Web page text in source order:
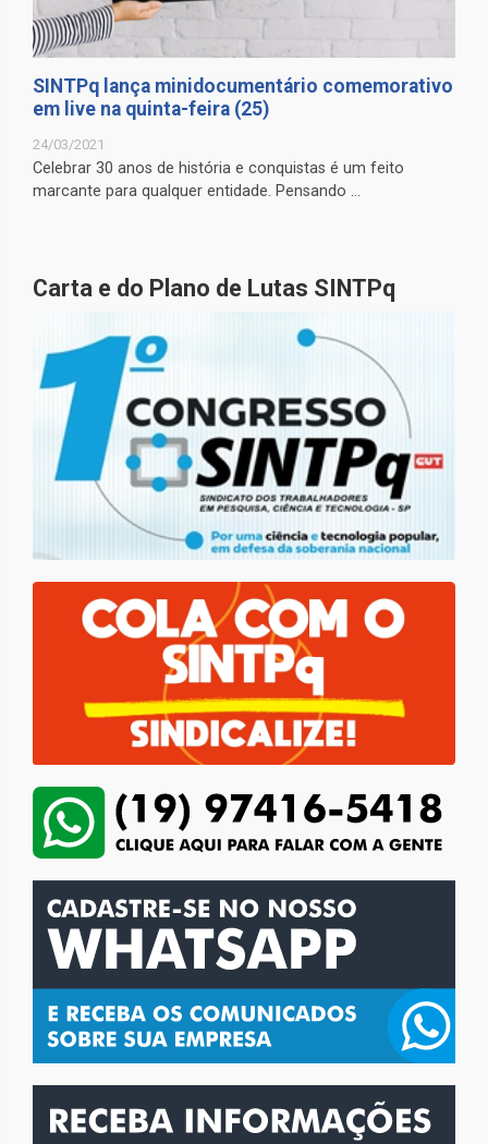
SINTPq lança minidocumentário comemorativo
em live na quinta-feira (25)
24/03/2021
Celebrar 30 anos de história e conquistas é um feito
marcante para qualquer entidade. Pensando ...
Carta e do Plano de Lutas SINTPq